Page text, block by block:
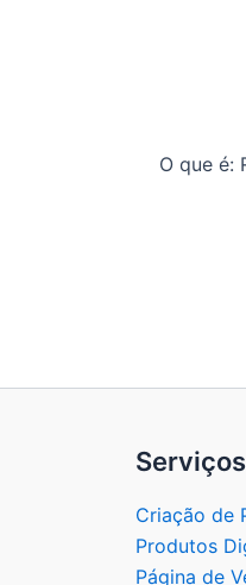
O que é:
Serviços
Criação de
Produtos
Página de